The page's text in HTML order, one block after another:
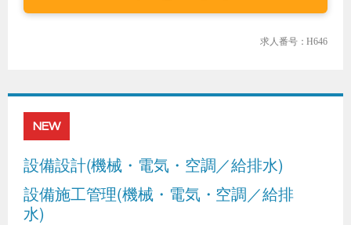
求人番号：H646
NEW
設備設計(機械・電気・空調／給排水)
設備施工管理(機械・電気・空調／給排
水)